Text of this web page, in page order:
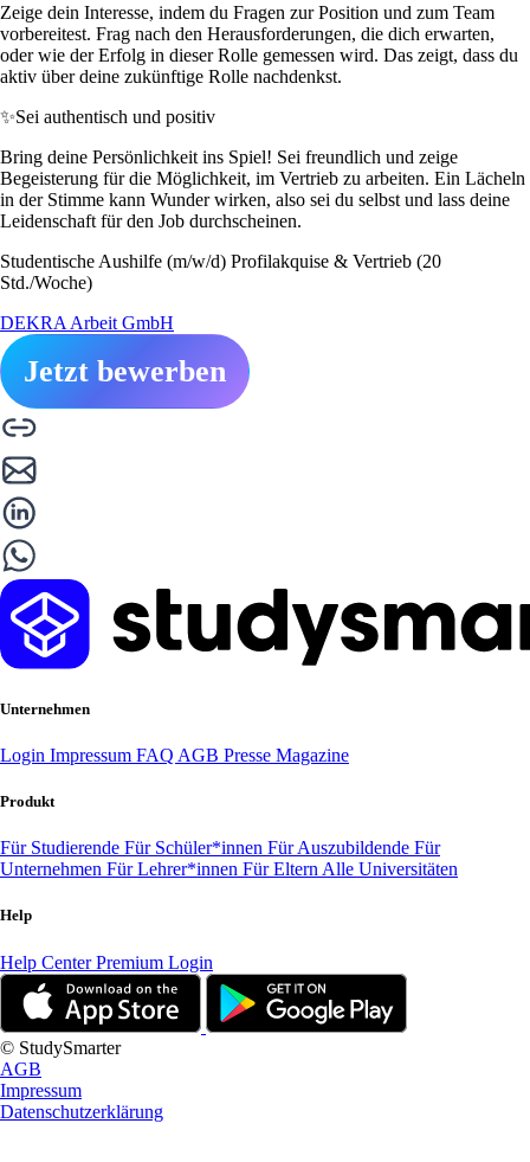
Zeige dein Interesse, indem du Fragen zur Position und zum Team
vorbereitest. Frag nach den Herausforderungen, die dich erwarten,
oder wie der Erfolg in dieser Rolle gemessen wird. Das zeigt, dass du
aktiv über deine zukünftige Rolle nachdenkst.
✨Sei authentisch und positiv
Bring deine Persönlichkeit ins Spiel! Sei freundlich und zeige
Begeisterung für die Möglichkeit, im Vertrieb zu arbeiten. Ein Lächeln
in der Stimme kann Wunder wirken, also sei du selbst und lass deine
Leidenschaft für den Job durchscheinen.
Studentische Aushilfe (m/w/d) Profilakquise & Vertrieb (20
Std./Woche)
DEKRA Arbeit GmbH
Jetzt bewerben
Unternehmen
Login Impressum FAQ AGB Presse Magazine
Produkt
Für Studierende Für Schüler*innen Für Auszubildende Für
Unternehmen Für Lehrer*innen Für Eltern Alle Universitäten
Help
Help CenterPremium Login
© StudySmarter
AGB
Impressum
Datenschutzerklärung